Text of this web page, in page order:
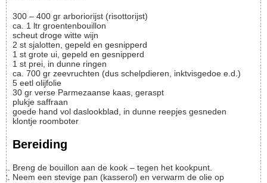
300 – 400 gr arboriorijst (risottorijst)
ca. 1 ltr groentenbouillon
scheut droge witte wijn
2 st sjalotten, gepeld en gesnipperd
1 st grote ui, gepeld en gesnipperd
1 st prei, in dunne ringen
ca. 700 gr zeevruchten (dus schelpdieren, inktvisgedoe e.d.)
5 eetl olijfolie
30 gr verse Parmezaanse kaas, geraspt
plukje saffraan
goede hand vol daslookblad, in dunne reepjes gesneden
klontje roomboter
Bereiding
Breng de bouillon aan de kook – tegen het kookpunt.
Neem een stevige pan (kasserol) en verwarm de olie op